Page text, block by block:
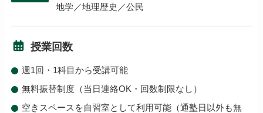
地学／地理歴史／公民
授業回数
週1回・1科目から受講可能
無料振替制度（当日連絡OK・回数制限なし）
空きスペースを自習室として利用可能（通塾日以外も無